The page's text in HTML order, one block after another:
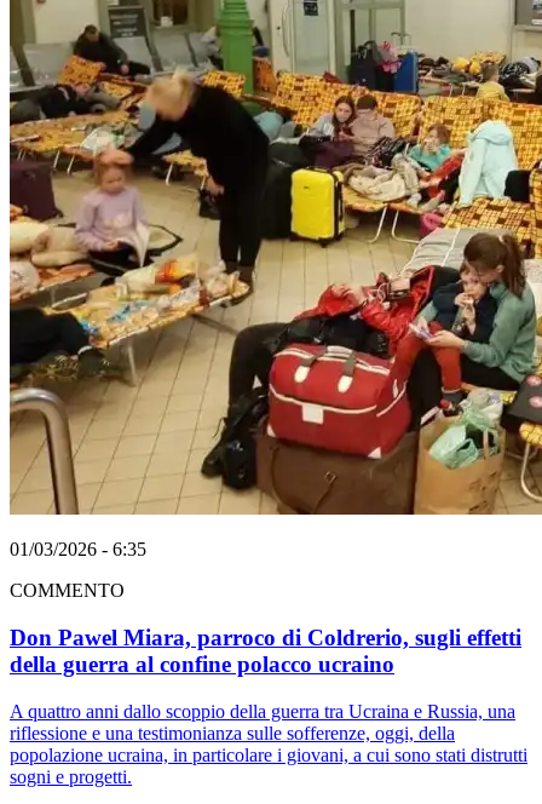
01/03/2026 - 6:35
COMMENTO
Don Pawel Miara, parroco di Coldrerio, sugli effetti
della guerra al confine polacco ucraino
A quattro anni dallo scoppio della guerra tra Ucraina e Russia, una
riflessione e una testimonianza sulle sofferenze, oggi, della
popolazione ucraina, in particolare i giovani, a cui sono stati distrutti
sogni e progetti.